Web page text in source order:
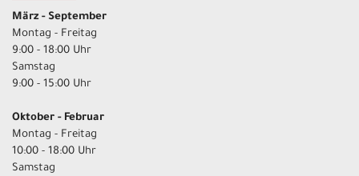
März - September
Montag - Freitag
9:00 - 18:00 Uhr
Samstag
9:00 - 15:00 Uhr
Oktober - Februar
Montag - Freitag
10:00 - 18:00 Uhr
Samstag